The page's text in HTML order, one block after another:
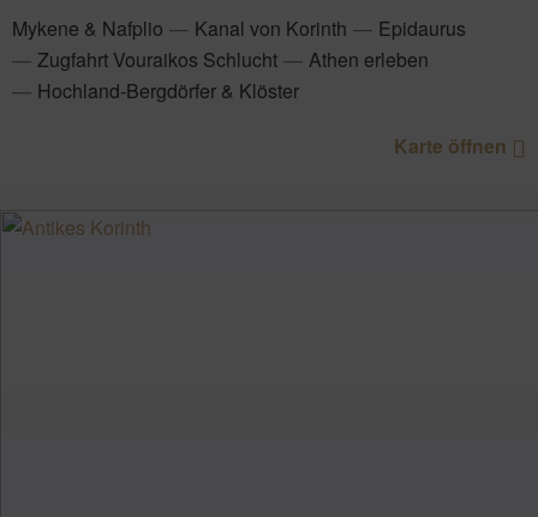
Mykene & Nafplio Kanal von Korinth
Epidaurus
Zugfahrt Vouraikos Schlucht
Athen erleben
Hochland-Bergdörfer & Klöster
Karte öffnen